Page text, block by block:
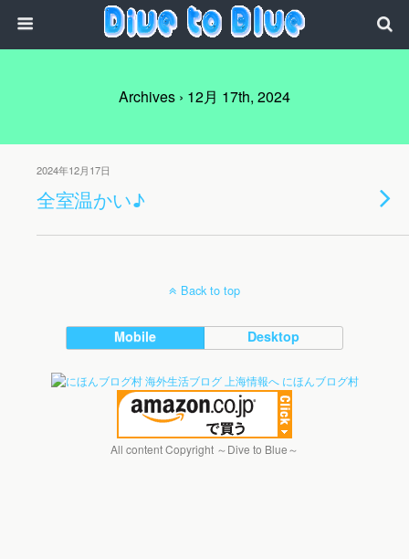
Archives › 12月 17th, 2024
2024年12月17日
全室温かい♪
Back to top
Mobile Desktop
にほんブログ村
All content Copyright ～Dive to Blue～